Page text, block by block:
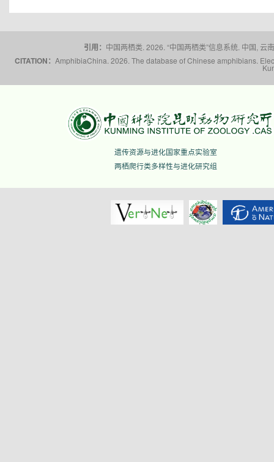
文山棘蛙Nanorana
Nanorana
yunnanensis
引用： 中国两栖类. 2026. “中国两栖类”信息系统. 中国,
CITATION： AmphibiaChina. 2026. The database of Chinese amphibians.
遗传资源与进化国家重点实验室
两栖爬行类多样性与进化研究组